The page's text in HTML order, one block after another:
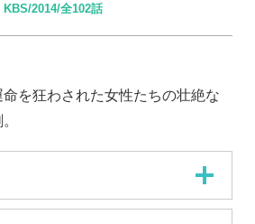
KBS/2014/全102話
を狂わされた女性たちの壮絶な